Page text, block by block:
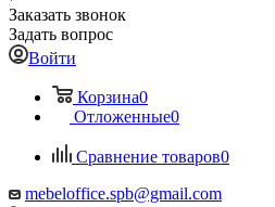
Заказать звонок
Задать вопрос
Войти
Корзина0
Отложенные0
Сравнение товаров0
mebeloffice.spb@gmail.com